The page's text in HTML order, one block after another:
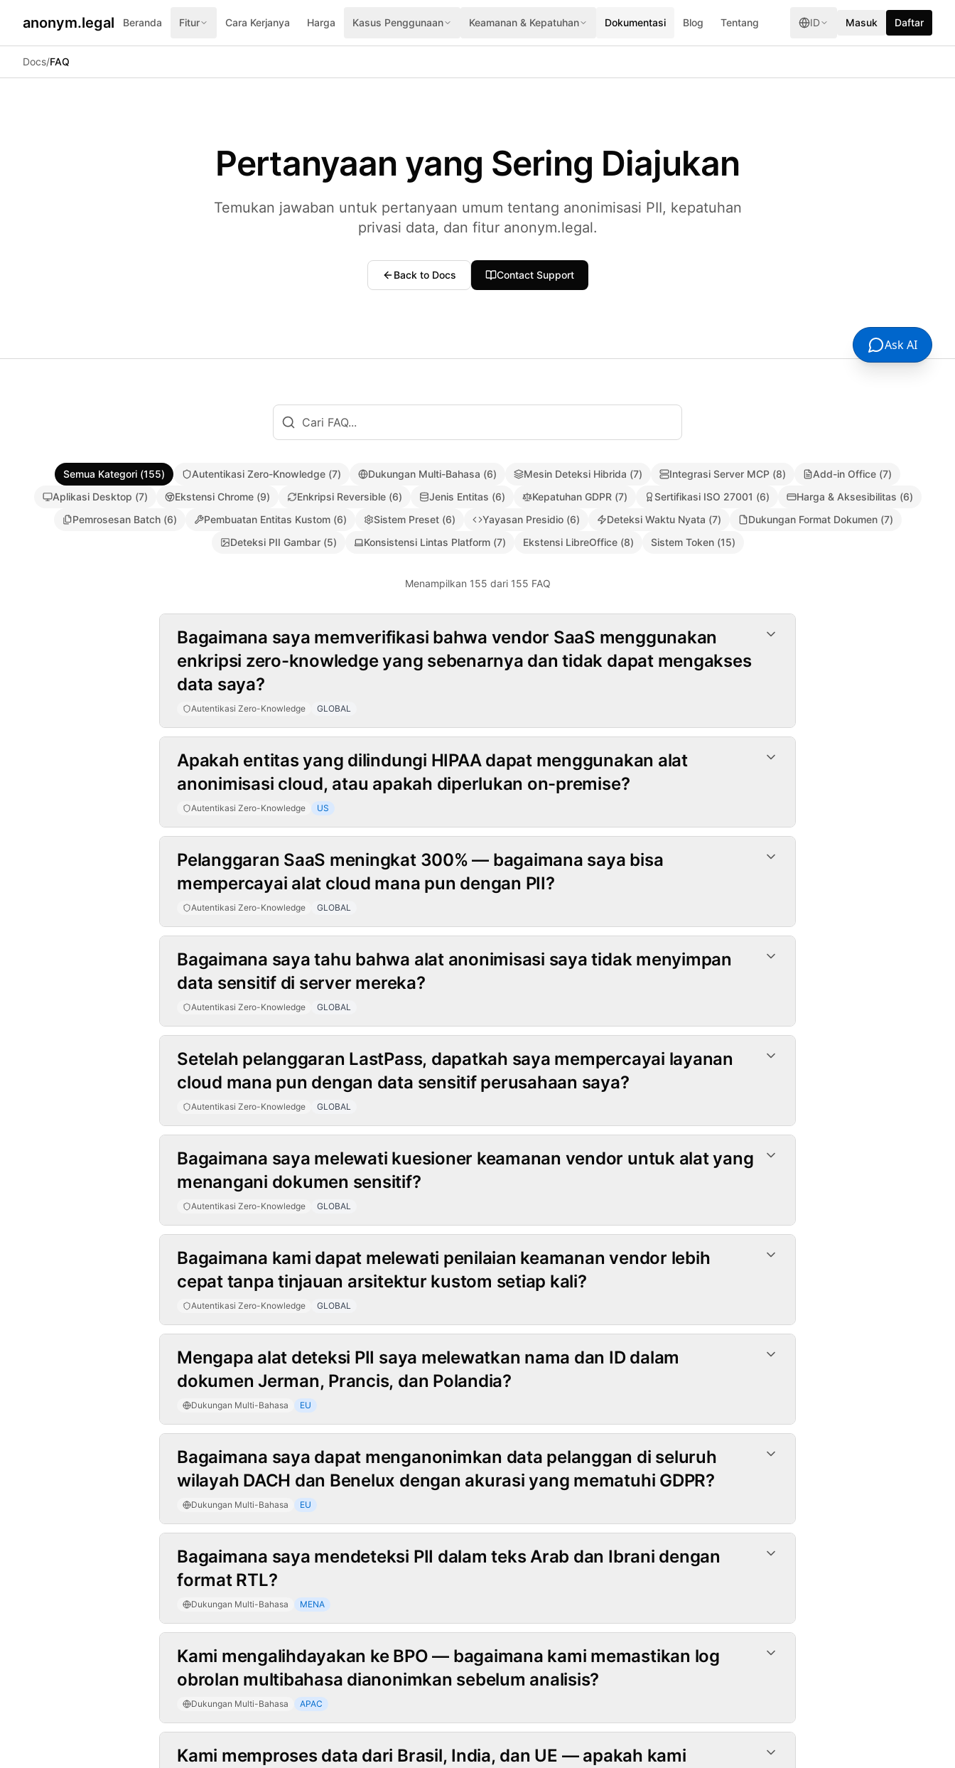
anonym.legal Beranda Fitur Cara Kerjanya Harga Kasus Penggunaan Keamanan & Kepatuhan Dokumentasi Blog Tentang ID Masuk Daftar
George Curta
Docs/FAQ
Pertanyaan yang Sering Diajukan
Temukan jawaban untuk pertanyaan umum tentang anonimisasi PII, kepatuhan
privasi data, dan fitur anonym.legal.
Back to Docs Contact Support
Semua Kategori (155) Autentikasi Zero-Knowledge (7) Dukungan Multi-Bahasa (6) Mesin Deteksi Hibrida (7) Integrasi Server MCP (8) Add-in Office (7)
Aplikasi Desktop (7) Ekstensi Chrome(9) Enkripsi Reversible(6) Jenis Entitas (6) Kepatuhan GDPR(7) Sertifikasi ISO 27001 (6) Harga & Aksesibilitas (6)
Pemrosesan Batch(6) Pembuatan Entitas Kustom(6) Sistem Preset(6) Yayasan Presidio(6) Deteksi Waktu Nyata (7) Dukungan Format Dokumen(7)
Deteksi PII Gambar(5) Konsistensi Lintas Platform(7) Ekstensi LibreOffice(8) Sistem Token(15)
Menampilkan 155 dari 155 FAQ
Autentikasi Zero-Knowledge
Bagaimana saya memverifikasi bahwa vendor SaaS menggunakan
enkripsi zero-knowledge yang sebenarnya dan tidak dapat mengakses
data saya?
Autentikasi Zero-Knowledge GLOBAL
Apakah entitas yang dilindungi HIPAA dapat menggunakan alat
anonimisasi cloud, atau apakah diperlukan on-premise?
Autentikasi Zero-Knowledge US
Pelanggaran SaaS meningkat 300% — bagaimana saya bisa
mempercayai alat cloud mana pun dengan PII?
Autentikasi Zero-Knowledge GLOBAL
Bagaimana saya tahu bahwa alat anonimisasi saya tidak menyimpan
data sensitif di server mereka?
Autentikasi Zero-Knowledge GLOBAL
Setelah pelanggaran LastPass, dapatkah saya mempercayai layanan
cloud mana pun dengan data sensitif perusahaan saya?
Autentikasi Zero-Knowledge GLOBAL
Bagaimana saya melewati kuesioner keamanan vendor untuk alat yang
menangani dokumen sensitif?
Autentikasi Zero-Knowledge GLOBAL
Bagaimana kami dapat melewati penilaian keamanan vendor lebih
cepat tanpa tinjauan arsitektur kustom setiap kali?
Autentikasi Zero-Knowledge GLOBAL
Dukungan Multi-Bahasa
Mengapa alat deteksi PII saya melewatkan nama dan ID dalam
dokumen Jerman, Prancis, dan Polandia?
Dukungan Multi-Bahasa EU
Bagaimana saya dapat menganonimkan data pelanggan di seluruh
wilayah DACH dan Benelux dengan akurasi yang mematuhi GDPR?
Dukungan Multi-Bahasa EU
Bagaimana saya mendeteksi PII dalam teks Arab dan Ibrani dengan
format RTL?
Dukungan Multi-Bahasa MENA
Kami mengalihdayakan ke BPO — bagaimana kami memastikan log
obrolan multibahasa dianonimkan sebelum analisis?
Dukungan Multi-Bahasa APAC
Kami memproses data dari Brasil, India, dan UE — apakah kami
Ask AI